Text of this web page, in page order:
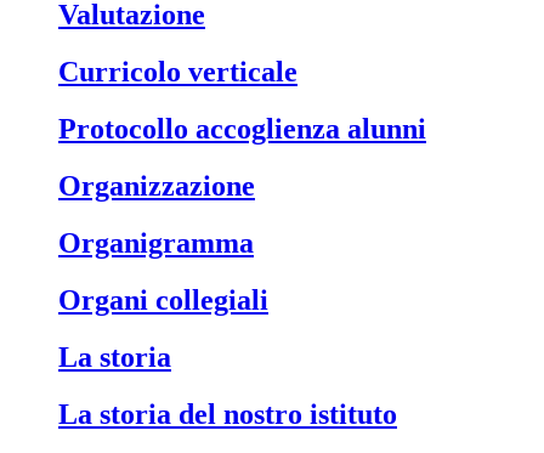
Valutazione
Curricolo verticale
Protocollo accoglienza alunni
Organizzazione
Organigramma
Organi collegiali
La storia
La storia del nostro istituto